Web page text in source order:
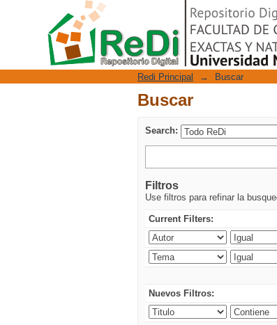
Buscar
Repositorio Digital
Redi Principal → Buscar
Buscar
Search:
Filtros
Use filtros para refinar la
Current Filters:
Nuevos Filtros: